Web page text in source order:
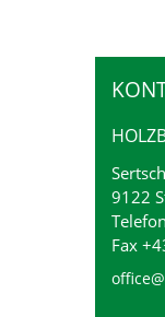
9122
Telefon
Fax